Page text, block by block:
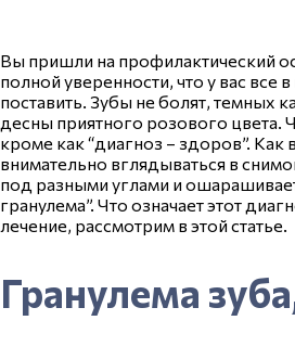
Вы пришли на профилактический
полной уверенности, что у вас все
поставить. Зубы не болят, темных
десны приятного розового цвета.
кроме как “диагноз – здоров”. Как
внимательно вглядываться в
под разными углами и
гранулема”. Что означает этот
лечение, рассмотрим в этой статье.
Гранулема